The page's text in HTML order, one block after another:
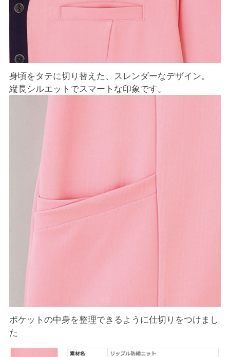
身頃をタテに切り替えた、スレンダーなデザイン。
縦長シルエットでスマートな印象です。
ポケットの中身を整理できるように仕切りをつけまし
た